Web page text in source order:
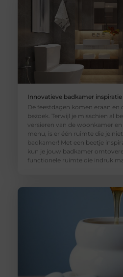
Innovatieve badkamer inspiratie
De feestdagen komen eraan en
bezoek. Terwijl je misschien al
versieren van de woonkamer
menu, is er één ruimte die je
badkamer! Met een beetje
kun je jouw badkamer
functionele ruimte die indruk